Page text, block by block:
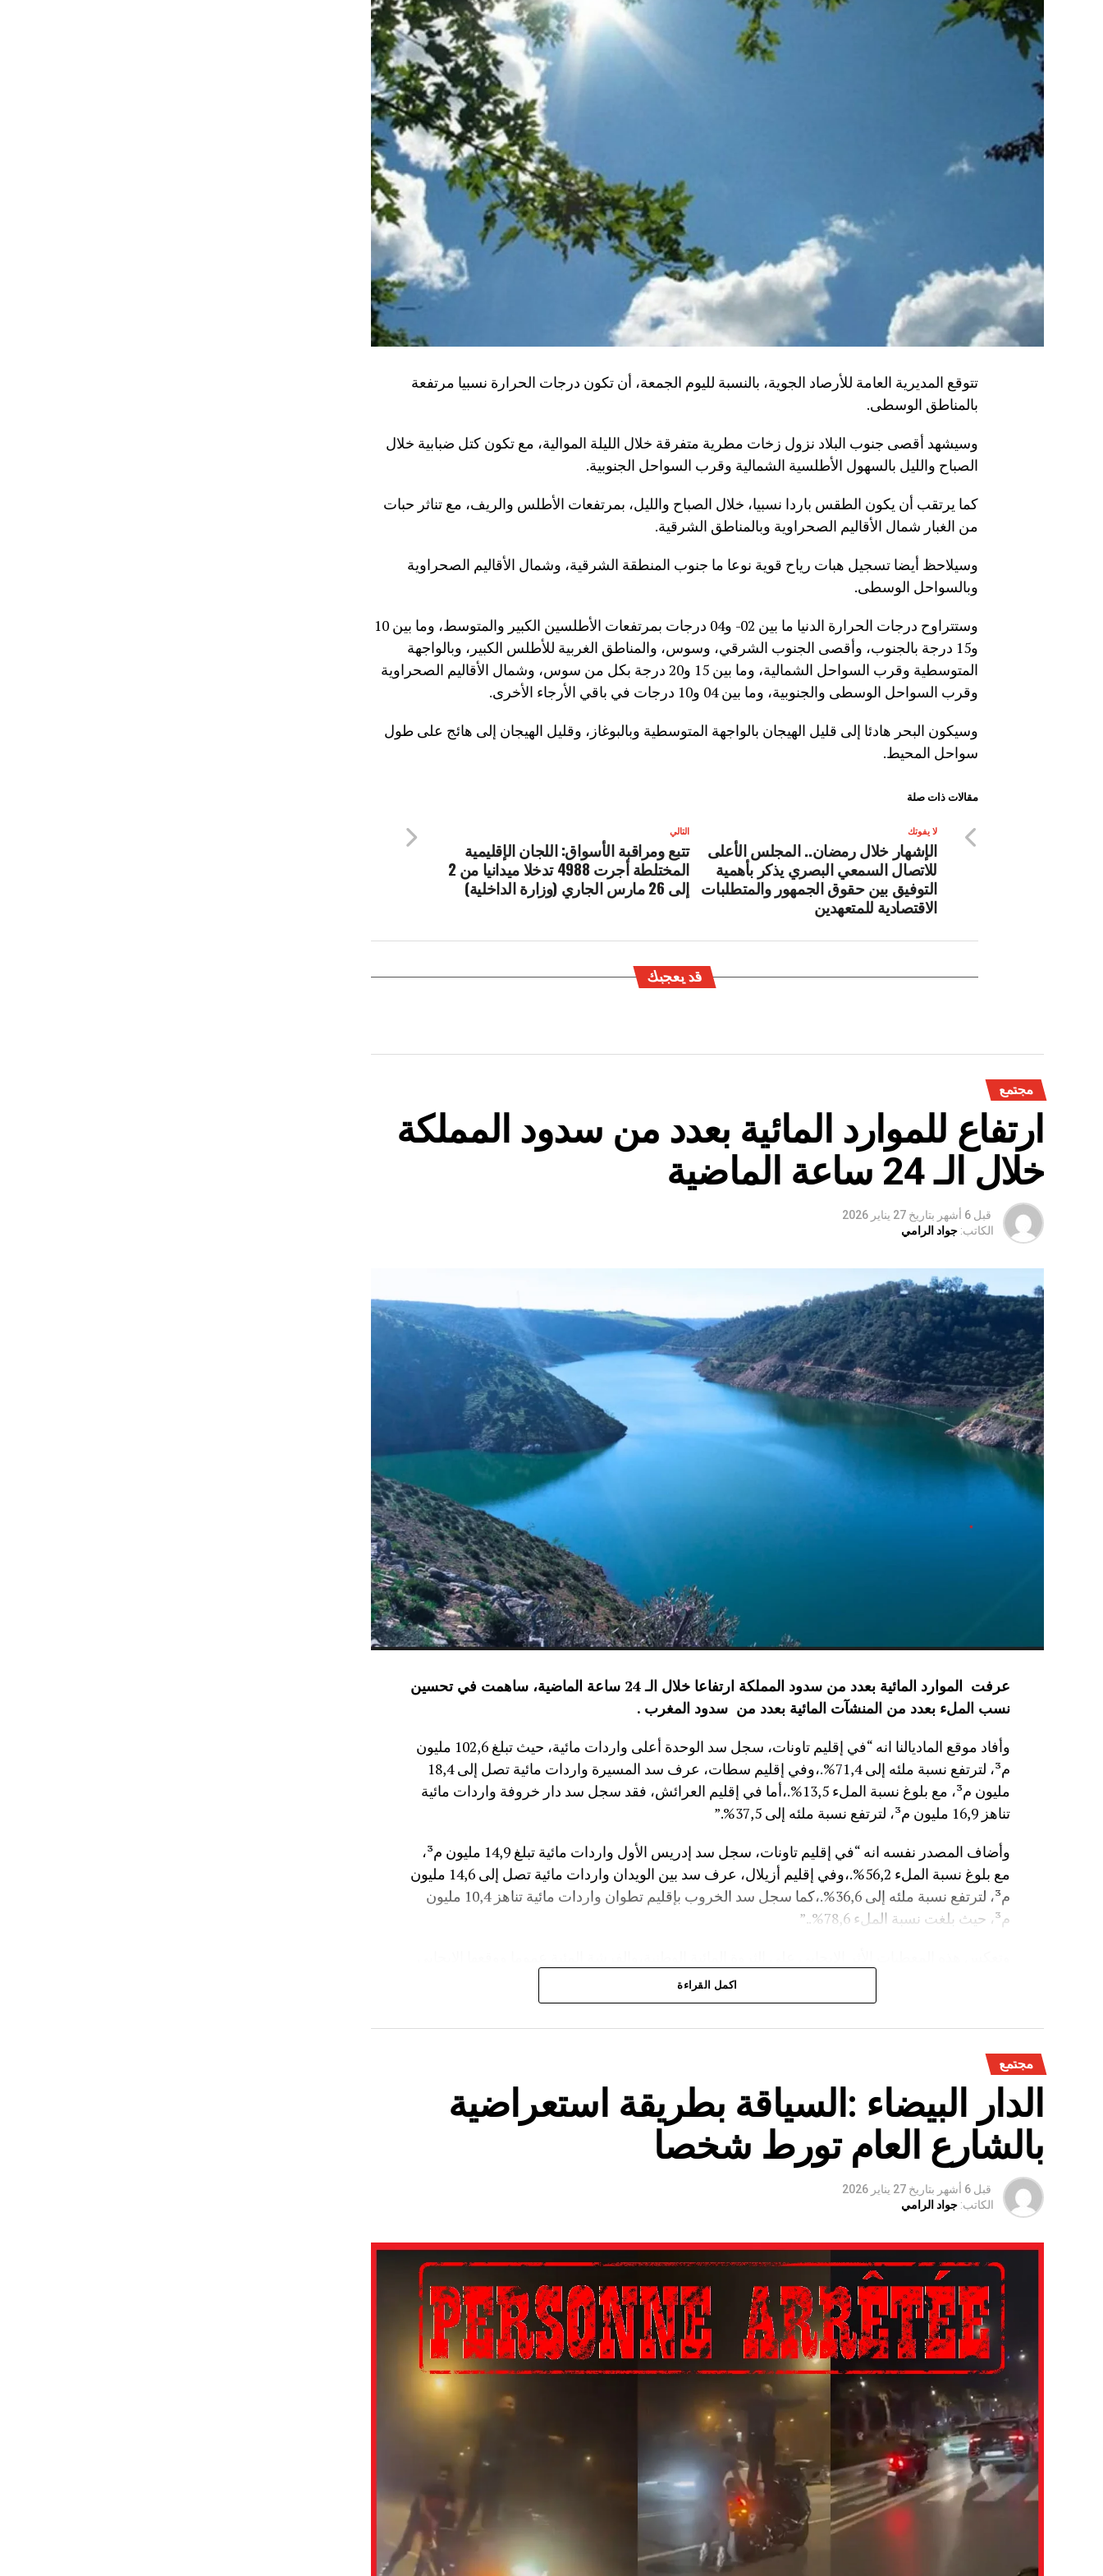
تتوقع المديرية العامة للأرصاد الجوية، بالنسبة لليوم الجمعة، أن تكون درجات الحرارة نسبيا مرتفعة
بالمناطق الوسطى.
وسيشهد أقصى جنوب البلاد نزول زخات مطرية متفرقة خلال الليلة الموالية، مع تكون كتل ضبابية خلال
الصباح والليل بالسهول الأطلسية الشمالية وقرب السواحل الجنوبية.
كما يرتقب أن يكون الطقس باردا نسبيا، خلال الصباح والليل، بمرتفعات الأطلس والريف، مع تناثر حبات
من الغبار شمال الأقاليم الصحراوية وبالمناطق الشرقية.
وسيلاحظ أيضا تسجيل هبات رياح قوية نوعا ما جنوب المنطقة الشرقية، وشمال الأقاليم الصحراوية
وبالسواحل الوسطى.
وستتراوح درجات الحرارة الدنيا ما بين 02- و04 درجات بمرتفعات الأطلسين الكبير والمتوسط، وما بين 10
و15 درجة بالجنوب، وأقصى الجنوب الشرقي، وسوس، والمناطق الغربية للأطلس الكبير، وبالواجهة
المتوسطية وقرب السواحل الشمالية، وما بين 15 و20 درجة بكل من سوس، وشمال الأقاليم الصحراوية
وقرب السواحل الوسطى والجنوبية، وما بين 04 و10 درجات في باقي الأرجاء الأخرى.
وسيكون البحر هادئا إلى قليل الهيجان بالواجهة المتوسطية وبالبوغاز، وقليل الهيجان إلى هائج على طول
سواحل المحيط.
مقالات ذات صلة
التالي
تتبع ومراقبة الأسواق: اللجان الإقليمية
المختلطة أجرت 4988 تدخلا ميدانيا من 2
إلى 26 مارس الجاري (وزارة الداخلية)
لا يفوتك
الإشهار خلال رمضان.. المجلس الأعلى
للاتصال السمعي البصري يذكر بأهمية
التوفيق بين حقوق الجمهور والمتطلبات
الاقتصادية للمتعهدين
قد يعجبك
مجتمع
ارتفاع للموارد المائية بعدد من سدود المملكة
خلال الـ 24 ساعة الماضية
قبل 6 أشهر بتاريخ 27 يناير 2026
الكاتب: جواد الرامي
عرفت الموارد المائية بعدد من سدود المملكة ارتفاعا خلال الـ 24 ساعة الماضية، ساهمت في تحسين
نسب الملء بعدد من المنشآت المائية بعدد من سدود المغرب .
وأفاد موقع الماديالنا انه “في إقليم تاونات، سجل سد الوحدة أعلى واردات مائية، حيث تبلغ 102,6 مليون
م³، لترتفع نسبة ملئه إلى 71,4%.،وفي إقليم سطات، عرف سد المسيرة واردات مائية تصل إلى 18,4
مليون م³، مع بلوغ نسبة الملء 13,5%.،أما في إقليم العرائش، فقد سجل سد دار خروفة واردات مائية
تناهز 16,9 مليون م³، لترتفع نسبة ملئه إلى 37,5%.”
وأضاف المصدر نفسه انه “في إقليم تاونات، سجل سد إدريس الأول واردات مائية تبلغ 14,9 مليون م³،
مع بلوغ نسبة الملء 56,2%.،وفي إقليم أزيلال، عرف سد بين الويدان واردات مائية تصل إلى 14,6 مليون
م³، لترتفع نسبة ملئه إلى 36,6%.،كما سجل سد الخروب بإقليم تطوان واردات مائية تناهز 10,4 مليون
م³، حيث بلغت نسبة الملء 78,6%..”
اكمل القراءة
مجتمع
الدار البيضاء :السياقة بطريقة استعراضية
بالشارع العام تورط شخصا
قبل 6 أشهر بتاريخ 27 يناير 2026
الكاتب: جواد الرامي